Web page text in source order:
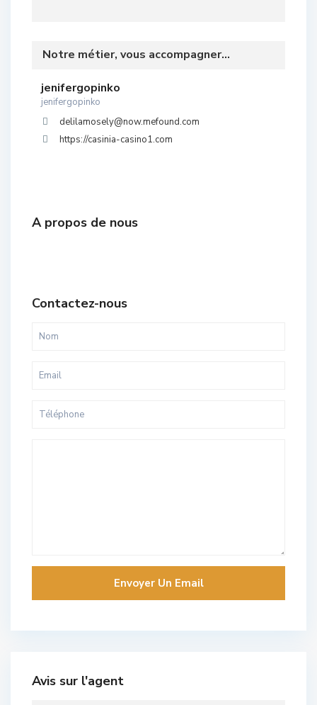
Notre métier, vous accompagner...
jenifergopinko
jenifergopinko
delilamosely@now.mefound.com
https://casinia-casino1.com
A propos de nous
Contactez-nous
Avis sur l'agent